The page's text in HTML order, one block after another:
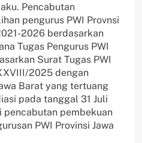
Pencabutan
pengurus PWI Provnsi
2026 berdasarkan
Tugas Pengurus PWI
Surat Tugas PWI
2025 dengan
Barat yang tertuang
pada tanggal 31 Juli
pembekuan
PWI Provinsi Jawa